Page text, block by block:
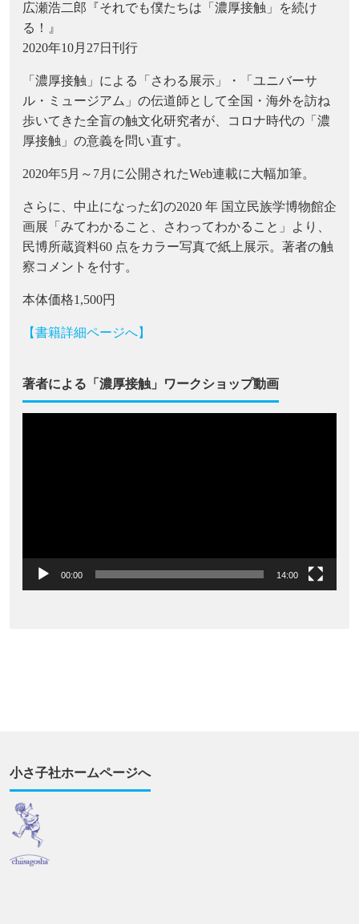
広瀬浩二郎『それでも僕たちは「濃厚接触」を続け
る！』
2020年10月27日刊行
「濃厚接触」による「さわる展示」・「ユニバーサ
ル・ミュージアム」の伝道師として全国・海外を訪ね
歩いてきた全盲の触文化研究者が、コロナ時代の「濃
厚接触」の意義を問い直す。
2020年5月～7月に公開されたWeb連載に大幅加筆。
さらに、中止になった幻の2020 年 国立民族学博物館企
画展「みてわかること、さわってわかること」より、
民博所蔵資料60 点をカラー写真で紙上展示。著者の触
察コメントを付す。
本体価格1,500円
【書籍詳細ページへ】
著者による「濃厚接触」ワークショップ動画
00:00 14:00
小さ子社ホームページへ